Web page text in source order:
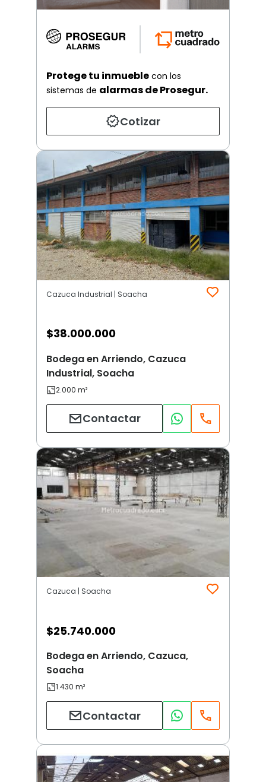
Protege tu inmueble con los
sistemas de alarmas de Prosegur.
Cotizar
Cazuca Industrial | Soacha
$38.000.000
Bodega en Arriendo, Cazuca
Industrial, Soacha
Contactar
Cazuca | Soacha
$25.740.000
Bodega en Arriendo, Cazuca,
Soacha
Contactar